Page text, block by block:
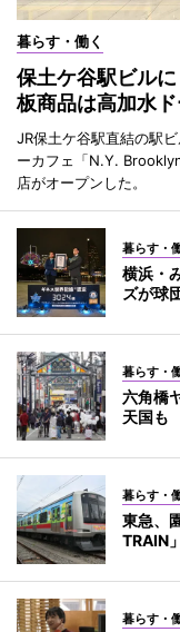
暮らす・働く
保土ケ谷駅ビル
板商品は高加水
JR保土ケ谷駅直結の駅
ーカフェ「N.Y.
店がオープンした。
暮らす・
横浜・
ズが球
暮らす・
六角橋
天国も
暮らす・
東急、
TRAIN
暮らす・